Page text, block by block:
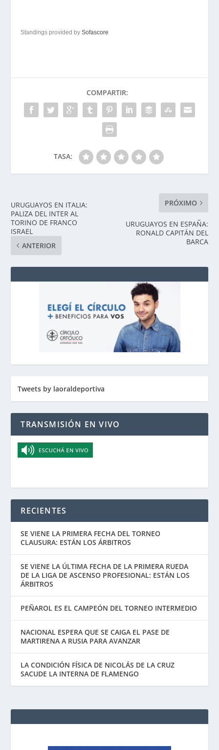
Standings provided bySofascore
COMPARTIR:
TASA:
URUGUAYOS EN ITALIA:
PALIZA DEL INTER AL
TORINO DE FRANCO
ISRAEL
ANTERIOR
PRÓXIMO
URUGUAYOS EN ESPAÑA:
RONALD CAPITÁN DEL
BARCA
Tweets by laoraldeportiva
TRANSMISIÓN EN VIVO
RECIENTES
SE VIENE LA PRIMERA FECHA DEL TORNEO
CLAUSURA: ESTÁN LOS ÁRBITROS
SE VIENE LA ÚLTIMA FECHA DE LA PRIMERA RUEDA
DE LA LIGA DE ASCENSO PROFESIONAL: ESTÁN LOS
ÁRBITROS
PEÑAROL ES EL CAMPEÓN DEL TORNEO INTERMEDIO
NACIONAL ESPERA QUE SE CAIGA EL PASE DE
MARTIRENA A RUSIA PARA AVANZAR
LA CONDICIÓN FÍSICA DE NICOLÁS DE LA CRUZ
SACUDE LA INTERNA DE FLAMENGO